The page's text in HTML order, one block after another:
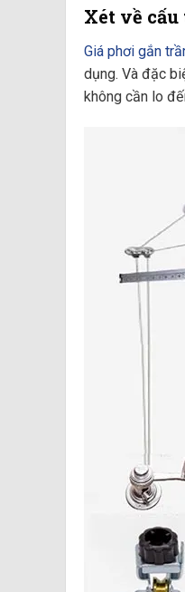
Xét về
Giá phơi gắn
dụng. Và đặc
không cần lo